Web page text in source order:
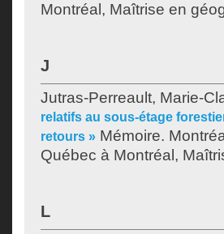
Montréal, Maîtrise en
J
Jutras-Perreault, Marie-
relatifs au sous-étage
retours » Mémoire.
Québec à Montréal,
L